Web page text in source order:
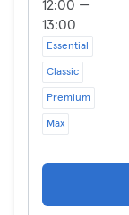
12:00 —
13:00
Essential
Classic
Premium
Max